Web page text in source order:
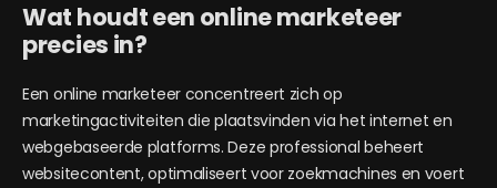
Wat houdt een online marketeer
precies in?
Een online marketeer concentreert zich op
marketingactiviteiten die plaatsvinden via het internet en
webgebaseerde platforms. Deze professional beheert
websitecontent, optimaliseert voor zoekmachines en voert